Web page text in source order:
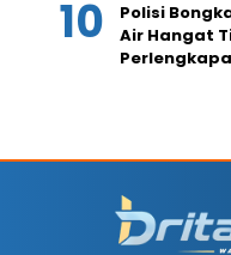
Polisi
Air Hangat